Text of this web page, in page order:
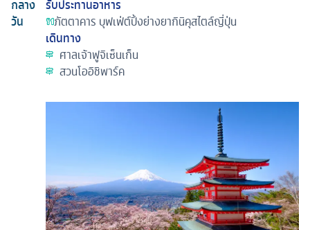
กลาง
วัน
รับประทานอาหาร
ภัตตาคาร บุฟเฟ่ต์ปิ้งย่างยากินิคุสไตล์ญี่ปุ่น
เดินทาง
ศาลเจ้าฟูจิเซ็นเก็น
สวนโออิชิพาร์ค